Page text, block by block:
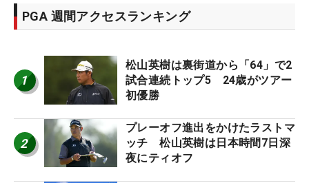
PGA 週間アクセスランキング
1
松山英樹は裏街道から「64」で2
試合連続トップ5 24歳がツアー
初優勝
2
プレーオフ進出をかけたラストマ
ッチ 松山英樹は日本時間7日深
夜にティオフ